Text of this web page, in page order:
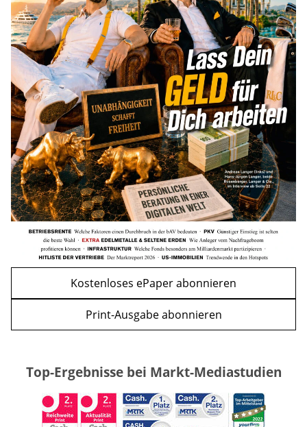
WEITERE ARTIKEL
zurückweiter
mehr
US-Kryptogesetz auf der Kippe:
Drei Streitpunkte bremsen den CLARITY
Act
mehr
Kostenloses ePaper abonnieren
Print-Ausgabe abonnieren
Top-Ergebnisse bei Markt-Mediastudien